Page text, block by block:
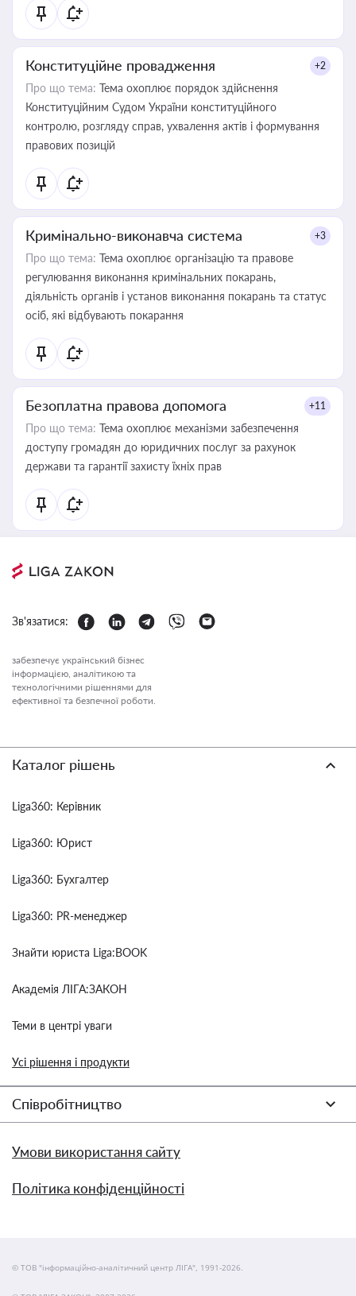
Конституційне провадження +2
Про що тема: Тема охоплює порядок здійснення
Конституційним Судом України конституційного
контролю, розгляду справ, ухвалення актів і формування
правових позицій
Кримінально-виконавча система +3
Про що тема: Тема охоплює організацію та правове
регулювання виконання кримінальних покарань,
діяльність органів і установ виконання покарань та статус
осіб, які відбувають покарання
Безоплатна правова допомога +11
Про що тема: Тема охоплює механізми забезпечення
доступу громадян до юридичних послуг за рахунок
держави та гарантії захисту їхніх прав
Зв'язатися:
забезпечує український бізнес
інформацією, аналітикою та
технологічними рішеннями для
ефективної та безпечної роботи.
Каталог рішень
Liga360: Керівник
Liga360: Юрист
Liga360: Бухгалтер
Liga360: PR-менеджер
Знайти юриста Liga:BOOK
Академія ЛІГА:ЗАКОН
Теми в центрі уваги
Усі рішення і продукти
Співробітництво
Умови використання сайту
Політика конфіденційності
© ТОВ "інформаційно-аналітичний центр ЛІГА", 1991-2026.